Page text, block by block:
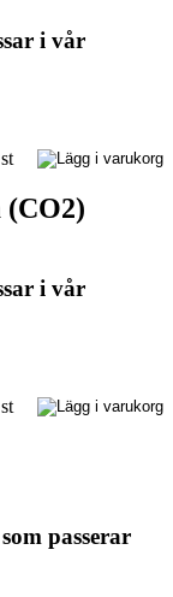
i vår
st
i vår
st
passerar